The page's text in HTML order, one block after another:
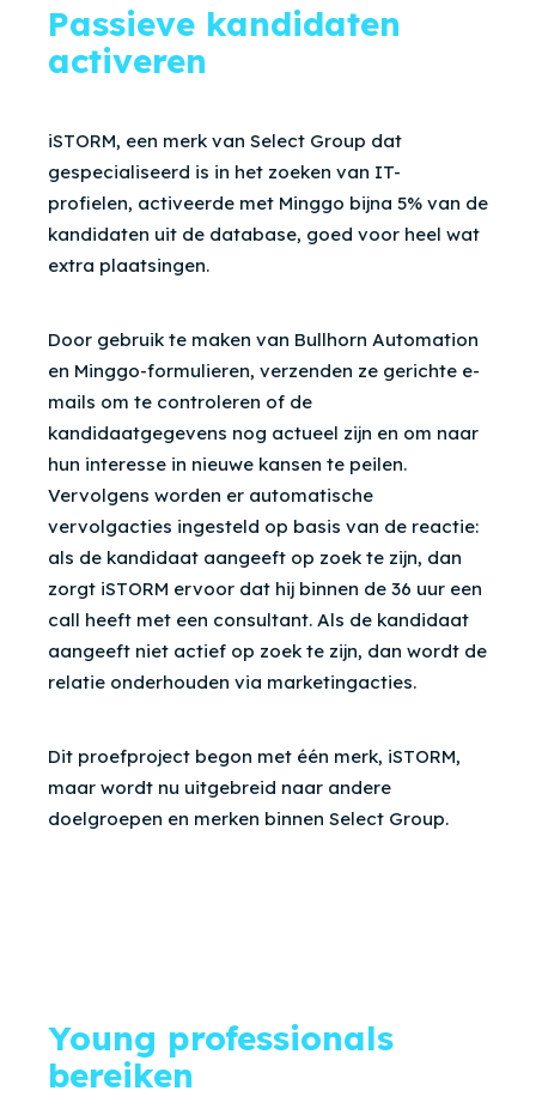
Passieve kandidaten
activeren
iSTORM, een merk van Select Group dat
gespecialiseerd is in het zoeken van IT-
profielen, activeerde met Minggo bijna 5% van de
kandidaten uit de database, goed voor heel wat
extra plaatsingen.
Door gebruik te maken van Bullhorn Automation
en Minggo-formulieren, verzenden ze gerichte e-
mails om te controleren of de
kandidaatgegevens nog actueel zijn en om naar
hun interesse in nieuwe kansen te peilen.
Vervolgens worden er automatische
vervolgacties ingesteld op basis van de reactie:
als de kandidaat aangeeft op zoek te zijn, dan
zorgt iSTORM ervoor dat hij binnen de 36 uur een
call heeft met een consultant. Als de kandidaat
aangeeft niet actief op zoek te zijn, dan wordt de
relatie onderhouden via marketingacties.
Dit proefproject begon met één merk, iSTORM,
maar wordt nu uitgebreid naar andere
doelgroepen en merken binnen Select Group.
Young professionals
bereiken